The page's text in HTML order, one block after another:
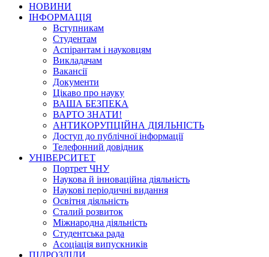
НОВИНИ
ІНФОРМАЦІЯ
Вступникам
Студентам
Аспірантам і науковцям
Викладачам
Вакансії
Документи
Цікаво про науку
ВАША БЕЗПЕКА
ВАРТО ЗНАТИ!
АНТИКОРУПЦІЙНА ДІЯЛЬНІСТЬ
Доступ до публічної інформації
Телефонний довідник
УНІВЕРСИТЕТ
Портрет ЧНУ
Наукова й інноваційна діяльність
Наукові періодичні видання
Освітня діяльність
Сталий розвиток
Міжнародна діяльність
Студентська рада
Асоціація випускників
ПІДРОЗДІЛИ